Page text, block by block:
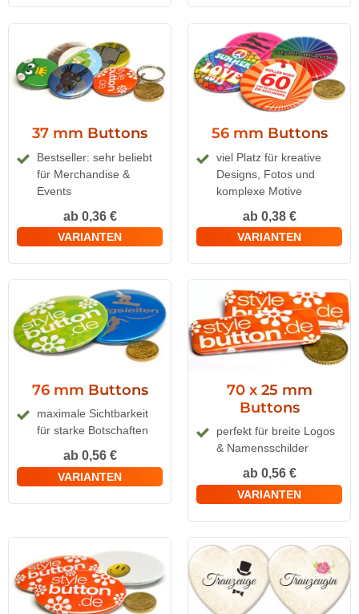
37 mm Buttons
Bestseller: sehr beliebt
für Merchandise &
Events
ab 0,36 €
VARIANTEN
56 mm Buttons
viel Platz für kreative
Designs, Fotos und
komplexe Motive
ab 0,38 €
VARIANTEN
76 mm Buttons
maximale Sicht­barkeit
für starke Botschaften
ab 0,56 €
VARIANTEN
70 x 25 mm
Buttons
perfekt für breite Logos
& Namens­schilder
ab 0,56 €
VARIANTEN